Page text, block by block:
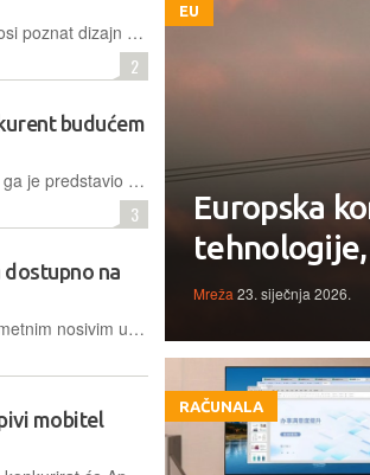
Nova generacija Huaweijevih pametnih satova donosi poznat dizajn uz poboljšane senzore i veću autonomiju, dok Pro model ističe veći zaslon i naprednije zdravstvene funkcije
2
budućem
Sklopivi mobiteli šireg formata ulaze u modu, a prvi ga je predstavio Huawei i to prije Samsunga i Applea koji bi svoje široke modele trebali izbaciti do kraja godine
3
dostupno na
Curve Pay od sada je jednostavno dostupan na pametnim nosivim uređajima HUAWEI WATCH Ultimate 2 , WATCH 5 Series, WATCH GT 6 Series, WATCH GT 5 Series i WATCH FIT 4 Series
mobitel
EU
Europska
Mreža 23. siječnja 2026.
RAČUNALA